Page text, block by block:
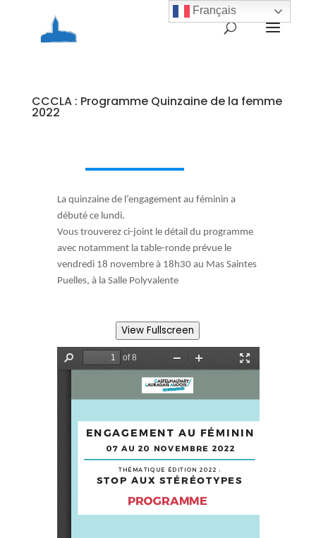
CCCLA : Programme Quinzaine de la femme
2022
La quinzaine de l’engagement au féminin a
débuté ce lundi.
Vous trouverez ci-joint le détail du programme
avec notamment la table-ronde prévue le
vendredi 18 novembre à 18h30 au Mas Saintes
Puelles, à la Salle Polyvalente
View Fullscreen
Français